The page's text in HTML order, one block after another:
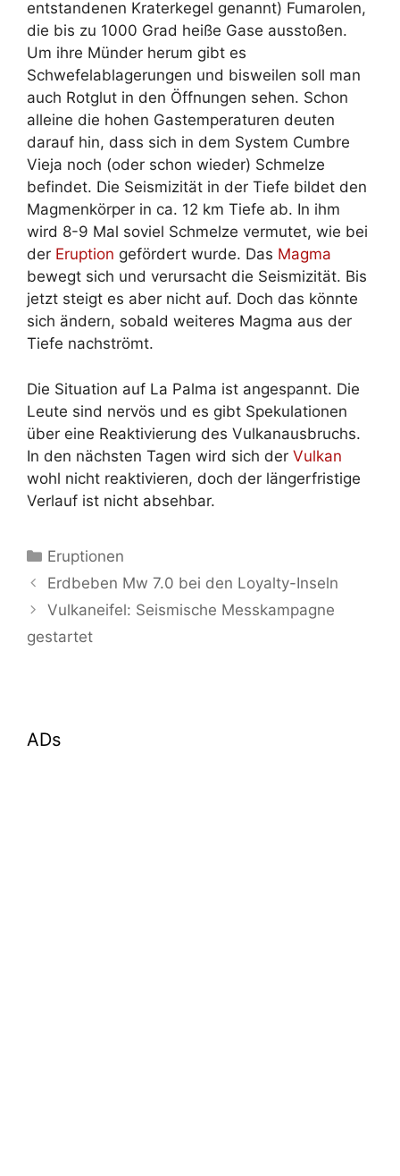
entstandenen Kraterkegel genannt) Fumarolen,
die bis zu 1000 Grad heiße Gase ausstoßen.
Um ihre Münder herum gibt es
Schwefelablagerungen und bisweilen soll man
auch Rotglut in den Öffnungen sehen. Schon
alleine die hohen Gastemperaturen deuten
darauf hin, dass sich in dem System Cumbre
Vieja noch (oder schon wieder) Schmelze
befindet. Die Seismizität in der Tiefe bildet den
Magmenkörper in ca. 12 km Tiefe ab. In ihm
wird 8-9 Mal soviel Schmelze vermutet, wie bei
der Eruption gefördert wurde. Das Magma
bewegt sich und verursacht die Seismizität. Bis
jetzt steigt es aber nicht auf. Doch das könnte
sich ändern, sobald weiteres Magma aus der
Tiefe nachströmt.
Die Situation auf La Palma ist angespannt. Die
Leute sind nervös und es gibt Spekulationen
über eine Reaktivierung des Vulkanausbruchs.
In den nächsten Tagen wird sich der Vulkan
wohl nicht reaktivieren, doch der längerfristige
Verlauf ist nicht absehbar.
Kategorien
Eruptionen
Erdbeben Mw 7.0 bei den Loyalty-Inseln
Vulkaneifel: Seismische Messkampagne
gestartet
ADs